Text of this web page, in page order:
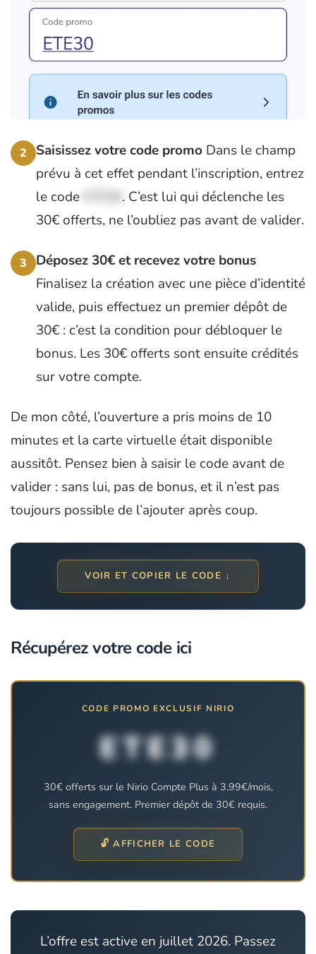
2 Saisissez votre code promo Dans le champ
prévu à cet effet pendant l’inscription, entrez
le code
. C’est lui qui déclenche les
30€ offerts, ne l’oubliez pas avant de valider.
3
Déposez 30€ et recevez votre bonus
Finalisez la création avec une pièce d’identité
valide, puis effectuez un premier dépôt de
30€ : c’est la condition pour débloquer le
bonus. Les 30€ offerts sont ensuite crédités
sur votre compte.
De mon côté, l’ouverture a pris moins de 10
minutes et la carte virtuelle était disponible
aussitôt. Pensez bien à saisir le code avant de
valider : sans lui, pas de bonus, et il n’est pas
toujours possible de l’ajouter après coup.
VOIR ET COPIER LE CODE ↓
Récupérez votre code ici
CODE PROMO EXCLUSIF NIRIO
ETE30
30€ offerts sur le Nirio Compte Plus à 3,99€/mois,
sans engagement. Premier dépôt de 30€ requis.
🔓 AFFICHER LE CODE
L’offre est active en juillet 2026. Passez